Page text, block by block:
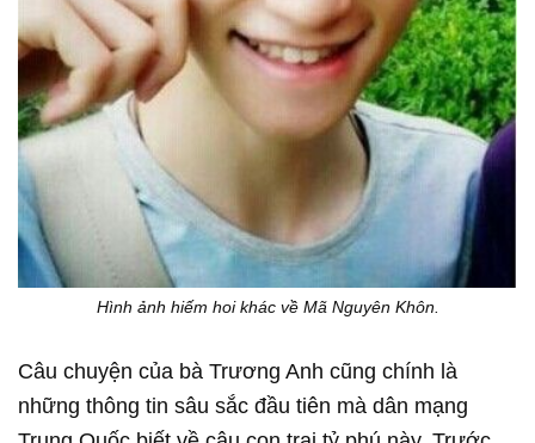
Hình ảnh hiếm hoi khác về Mã Nguyên Khôn.
Câu chuyện của bà Trương Anh cũng chính là
những thông tin sâu sắc đầu tiên mà dân mạng